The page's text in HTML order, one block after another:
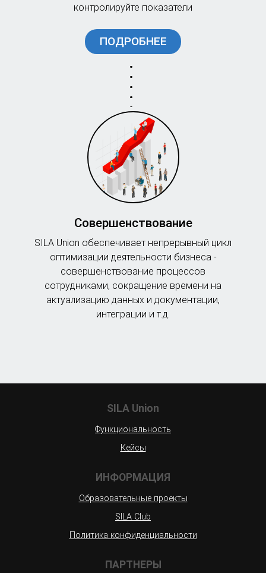
контролируйте показатели
ПОДРОБНЕЕ
Совершенствование
SILA Union обеспечивает непрерывный цикл
оптимизации деятельности бизнеса -
совершенствование процессов
сотрудниками, сокращение времени на
актуализацию данных и документации,
интеграции и т.д.
SILA Union
Функциональность
Кейсы
ИНФОРМАЦИЯ
Образовательные проекты
SILA Club
Политика конфиденциальности
ПАРТНЕРЫ